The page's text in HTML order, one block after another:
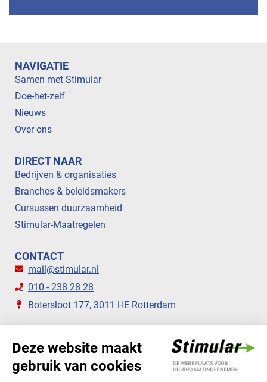
NAVIGATIE
Samen met Stimular
Doe-het-zelf
Nieuws
Over ons
DIRECT NAAR
Bedrijven & organisaties
Branches & beleidsmakers
Cursussen duurzaamheid
Stimular-Maatregelen
CONTACT
mail@stimular.nl
010 - 238 28 28
Botersloot 177, 3011 HE Rotterdam
STIMULAR NIEUWSBRIEVEN